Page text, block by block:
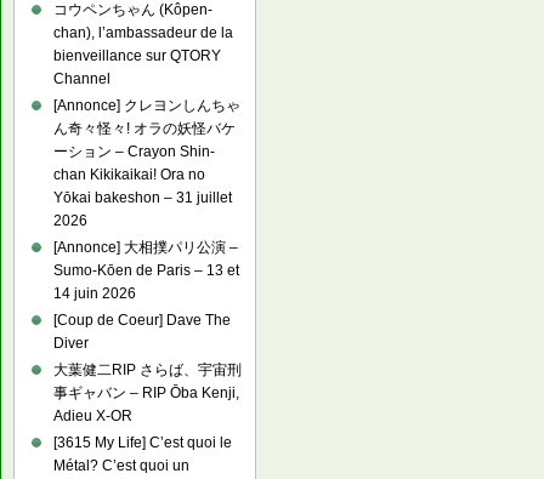
コウペンちゃん (Kôpen-
chan), l’ambassadeur de la
bienveillance sur QTORY
Channel
[Annonce] クレヨンしんちゃ
ん奇々怪々! オラの妖怪バケ
ーション – Crayon Shin-
chan Kikikaikai! Ora no
Yōkai bakeshon – 31 juillet
2026
[Annonce] 大相撲パリ公演 –
Sumo-Kōen de Paris – 13 et
14 juin 2026
[Coup de Coeur] Dave The
Diver
大葉健二RIP さらば、宇宙刑
事ギャバン – RIP Ōba Kenji,
Adieu X-OR
[3615 My Life] C’est quoi le
Métal? C’est quoi un